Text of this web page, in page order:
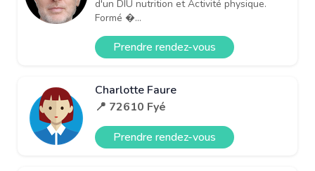
d'un DIU nutrition et Activité physique.
Formé �...
Prendre rendez-vous
Charlotte Faure
📍 72610 Fyé
Prendre rendez-vous